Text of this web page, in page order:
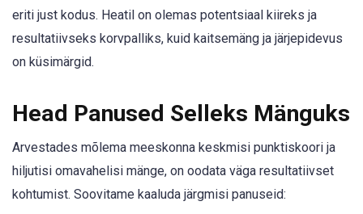
eriti just kodus. Heatil on olemas potentsiaal kiireks ja
resultatiivseks korvpalliks, kuid kaitsemäng ja järjepidevus
on küsimärgid.
Head Panused Selleks Mänguks
Arvestades mõlema meeskonna keskmisi punktiskoori ja
hiljutisi omavahelisi mänge, on oodata väga resultatiivset
kohtumist. Soovitame kaaluda järgmisi panuseid: